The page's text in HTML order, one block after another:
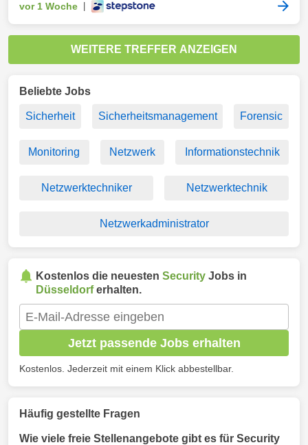
vor 1 Woche
WEITERE TREFFER ANZEIGEN
Beliebte Jobs
Sicherheit Sicherheitsmanagement Forensic
Monitoring Netzwerk Informationstechnik
Netzwerktechniker Netzwerktechnik
Netzwerkadministrator
Kostenlos die neuesten Security Jobs in
Düsseldorferhalten.
Jetzt passende Jobs erhalten
Kostenlos. Jederzeit mit einem Klick abbestellbar.
Häufig gestellte Fragen
Wie viele freie Stellenangebote gibt es für Security